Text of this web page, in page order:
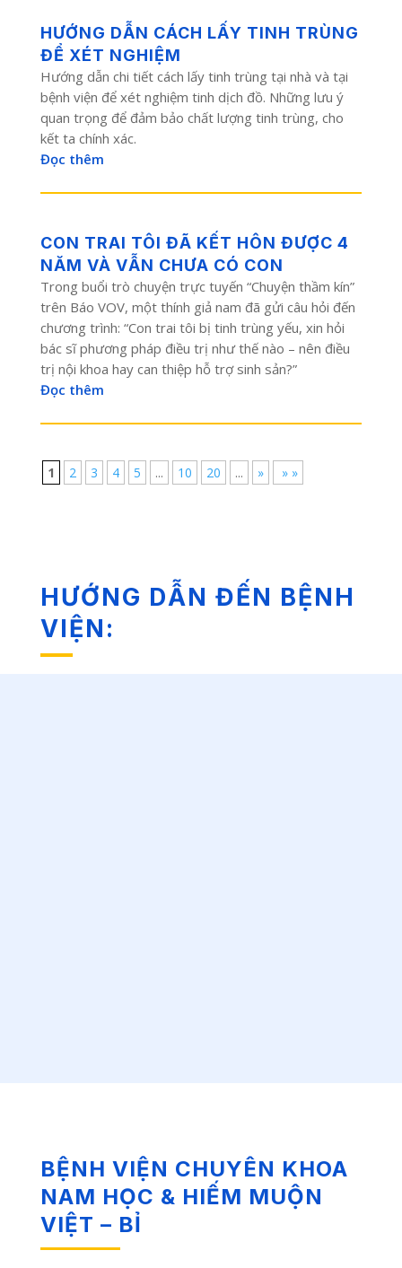
HƯỚNG DẪN CÁCH LẤY TINH TRÙNG
ĐỂ XÉT NGHIỆM
Hướng dẫn chi tiết cách lấy tinh trùng tại nhà và tại
bệnh viện để xét nghiệm tinh dịch đồ. Những lưu ý
quan trọng để đảm bảo chất lượng tinh trùng, cho
kết ta chính xác.
Đọc thêm
CON TRAI TÔI ĐÃ KẾT HÔN ĐƯỢC 4
NĂM VÀ VẪN CHƯA CÓ CON
Trong buổi trò chuyện trực tuyến “Chuyện thầm kín”
trên Báo VOV, một thính giả nam đã gửi câu hỏi đến
chương trình: “Con trai tôi bị tinh trùng yếu, xin hỏi
bác sĩ phương pháp điều trị như thế nào – nên điều
trị nội khoa hay can thiệp hỗ trợ sinh sản?”
Đọc thêm
1 2 3 4 5 ... 10 20 ... » » »
HƯỚNG DẪN ĐẾN BỆNH
VIỆN:
BỆNH VIỆN CHUYÊN KHOA
NAM HỌC & HIẾM MUỘN
VIỆT – BỈ